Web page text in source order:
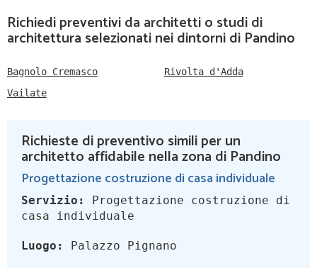
Richiedi preventivi da architetti o studi di
architettura selezionati nei dintorni di Pandino
Bagnolo Cremasco
Rivolta d'Adda
Vailate
Richieste di preventivo simili per un
architetto affidabile nella zona di Pandino
Progettazione costruzione di casa individuale
Servizio:
Progettazione costruzione di
casa individuale
Luogo: Palazzo Pignano